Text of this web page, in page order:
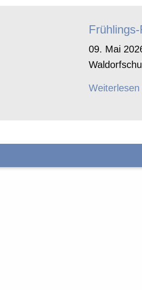
09. Mai
Weiterlesen